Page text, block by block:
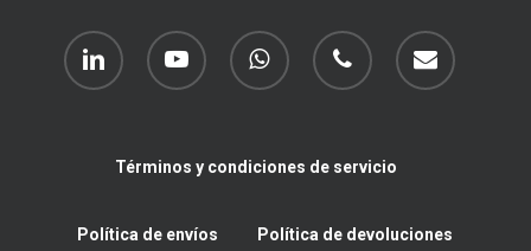
linkedin youtube whatsapp phone email
Términos y condiciones de servicio
Política de envíos Política de devoluciones